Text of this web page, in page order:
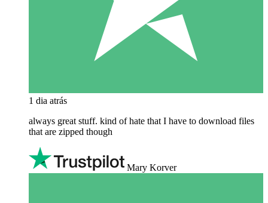
1 dia atrás
always great stuff. kind of hate that I have to download files
that are zipped though
Mary Korver